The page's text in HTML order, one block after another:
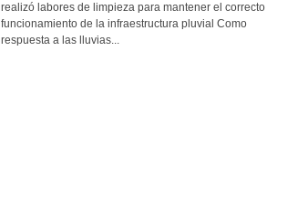
realizó labores de limpieza para mantener el correcto
funcionamiento de la infraestructura pluvial Como
respuesta a las lluvias...